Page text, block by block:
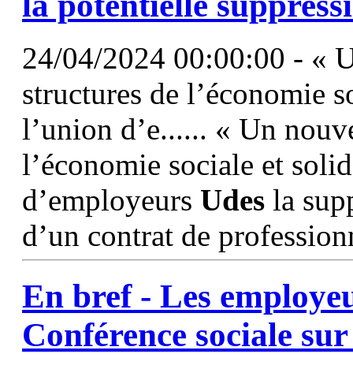
24/04/2024 00:00:00 - «
structures de l’économie
l’union d’e...... « Un
l’économie sociale et
d’employeurs Udes la
d’un contrat de
En bref - Les
Conférence sociale